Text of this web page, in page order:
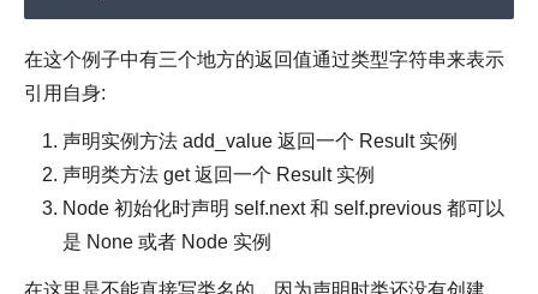
在这个例子中有三个地方的返回值通过类型字符串来表示
引用自身:
声明实例方法 add_value 返回一个 Result 实例
声明类方法 get 返回一个 Result 实例
Node 初始化时声明 self.next 和 self.previous 都可以
是 None 或者 Node 实例
在这里是不能直接写类名的，因为声明时类还没有创建